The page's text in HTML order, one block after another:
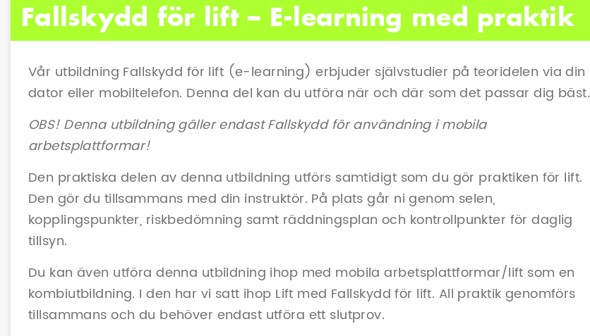
Fallskydd för lift – E-learning med praktik
Vår utbildning Fallskydd för lift (e-learning) erbjuder självstudier på teoridelen via din
dator eller mobiltelefon. Denna del kan du utföra när och där som det passar dig bäst.
OBS! Denna utbildning gäller endast Fallskydd för användning i mobila
arbetsplattformar!
Den praktiska delen av denna utbildning utförs samtidigt som du gör praktiken för lift.
Den gör du tillsammans med din instruktör. På plats går ni genom selen,
kopplingspunkter, riskbedömning samt räddningsplan och kontrollpunkter för daglig
tillsyn.
Du kan även utföra denna utbildning ihop med mobila arbetsplattformar/lift som en
kombiutbildning. I den har vi satt ihop Lift med Fallskydd för lift. All praktik genomförs
tillsammans och du behöver endast utföra ett slutprov.